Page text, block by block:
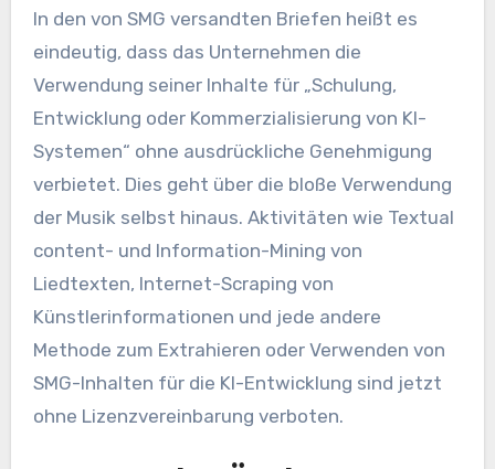
In den von SMG versandten Briefen heißt es
eindeutig, dass das Unternehmen die
Verwendung seiner Inhalte für „Schulung,
Entwicklung oder Kommerzialisierung von KI-
Systemen“ ohne ausdrückliche Genehmigung
verbietet. Dies geht über die bloße Verwendung
der Musik selbst hinaus. Aktivitäten wie Textual
content- und Information-Mining von
Liedtexten, Internet-Scraping von
Künstlerinformationen und jede andere
Methode zum Extrahieren oder Verwenden von
SMG-Inhalten für die KI-Entwicklung sind jetzt
ohne Lizenzvereinbarung verboten.